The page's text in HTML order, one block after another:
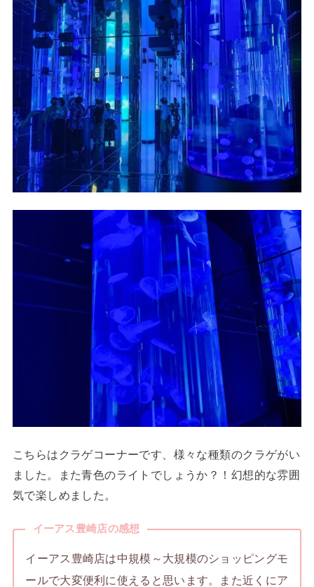
こちらはクラゲコーナーです、様々な種類のクラゲがい
ました。また青色のライトでしょうか？！幻想的な雰囲
気で楽しめました。
イーアス豊崎店の感想
イーアス豊崎店は中規模～大規模のショッピングモ
ールで大変便利に使えると思います。また近くにア